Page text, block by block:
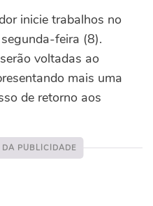
inicie trabalhos no
feira (8).
voltadas ao
mais uma
de retorno aos